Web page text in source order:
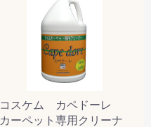
コスケム カペドーレ
カーペット専用クリーナ